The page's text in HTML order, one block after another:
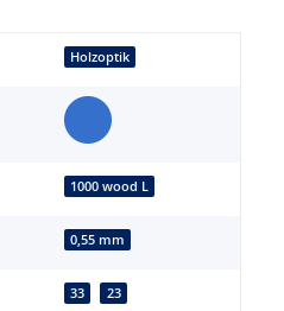
Holzoptik
1000 wood L
0,55 mm
33 23